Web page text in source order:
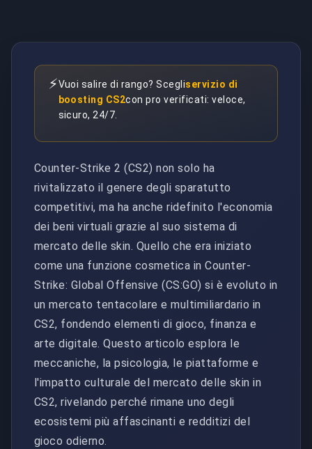
⚡Vuoi salire di rango? Scegliservizio di
boosting CS2con pro verificati: veloce,
sicuro, 24/7.
Counter-Strike 2 (CS2) non solo ha
rivitalizzato il genere degli sparatutto
competitivi, ma ha anche ridefinito l'economia
dei beni virtuali grazie al suo sistema di
mercato delle skin. Quello che era iniziato
come una funzione cosmetica in Counter-
Strike: Global Offensive (CS:GO) si è evoluto in
un mercato tentacolare e multimiliardario in
CS2, fondendo elementi di gioco, finanza e
arte digitale. Questo articolo esplora le
meccaniche, la psicologia, le piattaforme e
l'impatto culturale del mercato delle skin in
CS2, rivelando perché rimane uno degli
ecosistemi più affascinanti e redditizi del
gioco odierno.